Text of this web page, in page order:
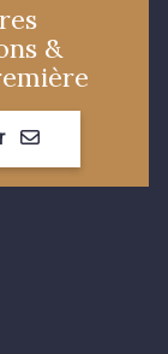
Perle
&